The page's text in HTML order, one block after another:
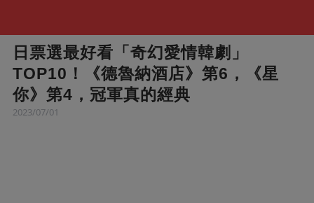
日票選最好看「奇幻愛情韓劇」
TOP10！《德魯納酒店》第6，《星
你》第4，冠軍真的經典
2023/07/01